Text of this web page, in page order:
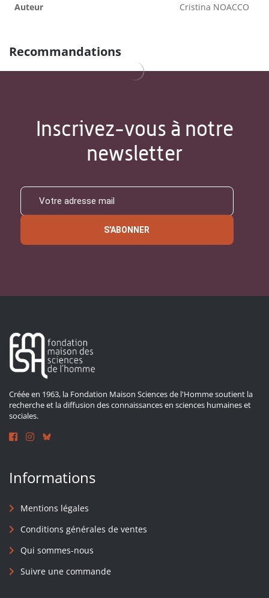
Auteur Cristina NOACCO
Recommandations
Inscrivez-vous à notre
newsletter
S'ABONNER
Créée en 1963, la Fondation Maison Sciences de l'Homme soutient la
recherche et la diffusion des connaissances en sciences humaines et
sociales.
Informations
Mentions légales
Conditions générales de ventes
Qui sommes-nous
Suivre une commande